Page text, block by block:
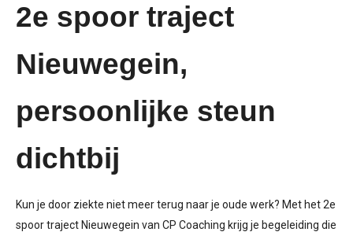
2e spoor traject
Nieuwegein,
persoonlijke steun
dichtbij
Kun je door ziekte niet meer terug naar je oude werk? Met het2e
spoor traject Nieuwegein van CP Coaching krijg je begeleiding die